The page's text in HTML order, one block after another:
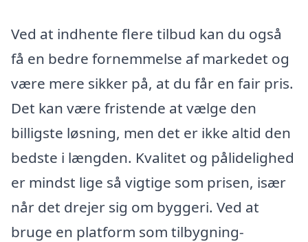
Ved at indhente flere tilbud kan du også
få en bedre fornemmelse af markedet og
være mere sikker på, at du får en fair pris.
Det kan være fristende at vælge den
billigste løsning, men det er ikke altid den
bedste i længden. Kvalitet og pålidelighed
er mindst lige så vigtige som prisen, især
når det drejer sig om byggeri. Ved at
bruge en platform som tilbygning-